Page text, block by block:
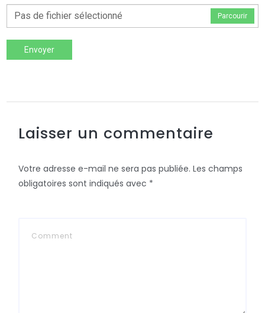
Pas de fichier sélectionné
Parcourir
Envoyer
Laisser un commentaire
Votre adresse e-mail ne sera pas publiée. Les champs
obligatoires sont indiqués avec *